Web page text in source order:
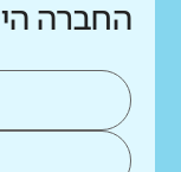
החברה